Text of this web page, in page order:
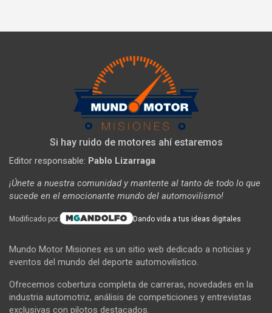
Si hay ruido de motores ahí estaremos
Editor responsable: Pablo Lizarraga
¡Únete a nuestra comunidad y mantente al tanto de todo lo que
sucede en el emocionante mundo del automovilismo!
Modificado por: Dando vida a tus ideas digitales
Mundo Motor Misiones es un sitio web dedicado a noticias y
eventos del mundo del deporte automovilístico.
Ofrecemos cobertura completa de carreras, novedades en la
industria automotriz, análisis de competiciones y entrevistas
exclusivas con pilotos destacados.